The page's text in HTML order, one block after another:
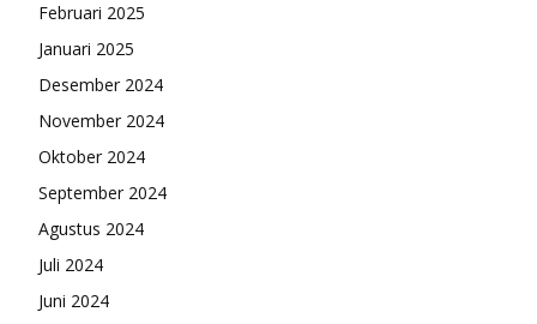
Februari 2025
Januari 2025
Desember 2024
November 2024
Oktober 2024
September 2024
Agustus 2024
Juli 2024
Juni 2024